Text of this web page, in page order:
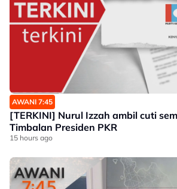
AWANI 7:45
[TERKINI] Nurul Izzah ambil cuti
Timbalan Presiden PKR
15 hours ago